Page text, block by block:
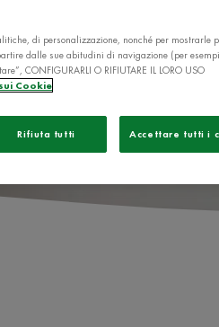
di personalizzazione, nonché per mostrarle
dalle sue abitudini di navigazione (per
CONFIGURARLI O RIFIUTARE IL LORO USO
Cookie
Rifiuta tutti Accettare tutti i